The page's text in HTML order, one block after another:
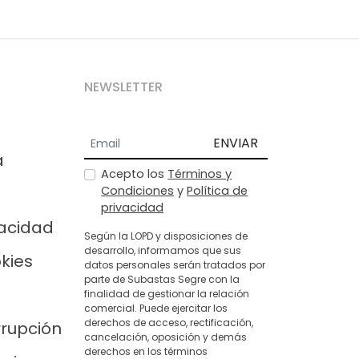
NEWSLETTER
ENVIAR
Acepto los Términos y
Condiciones yPolítica de
privacidad
Según la LOPD y disposiciones de
desarrollo, informamos que sus
datos personales serán tratados por
parte de Subastas Segre con la
finalidad de gestionar la relación
comercial. Puede ejercitar los
derechos de acceso, rectificación,
cancelación, oposición y demás
derechos en los términos